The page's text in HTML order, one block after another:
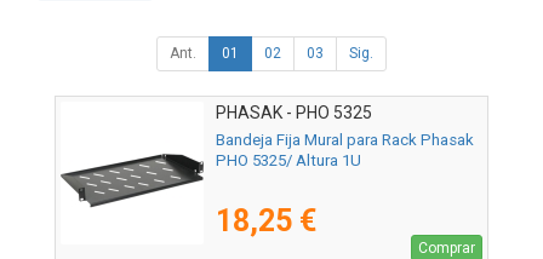
Ant. 01 02 03 Sig.
PHASAK - PHO 5325
Bandeja Fija Mural para Rack Phasak
PHO 5325/ Altura 1U
18,25 €
Comprar